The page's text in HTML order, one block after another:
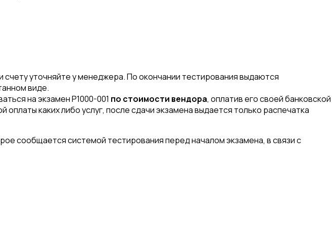
уточняйте у менеджера. По окончании тестирования выдаются
виде.
на экзамен P1000-001 по стоимости вендора, оплатив его своей банковской
каких либо услуг, после сдачи экзамена выдается только распечатка
сообщается системой тестирования перед началом экзамена, в связи с